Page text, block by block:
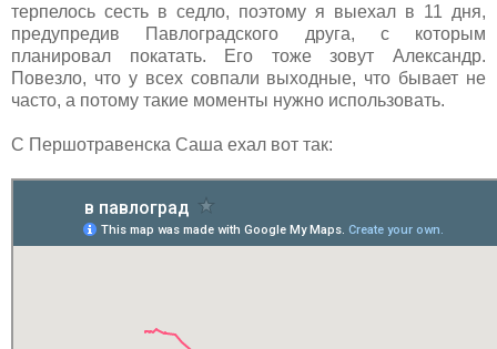
терпелось сесть в седло, поэтому я выехал в 11 дня,
предупредив Павлоградского друга, с которым
планировал покатать. Его тоже зовут Александр.
Повезло, что у всех совпали выходные, что бывает не
часто, а потому такие моменты нужно использовать.
С Першотравенска Саша ехал вот так: